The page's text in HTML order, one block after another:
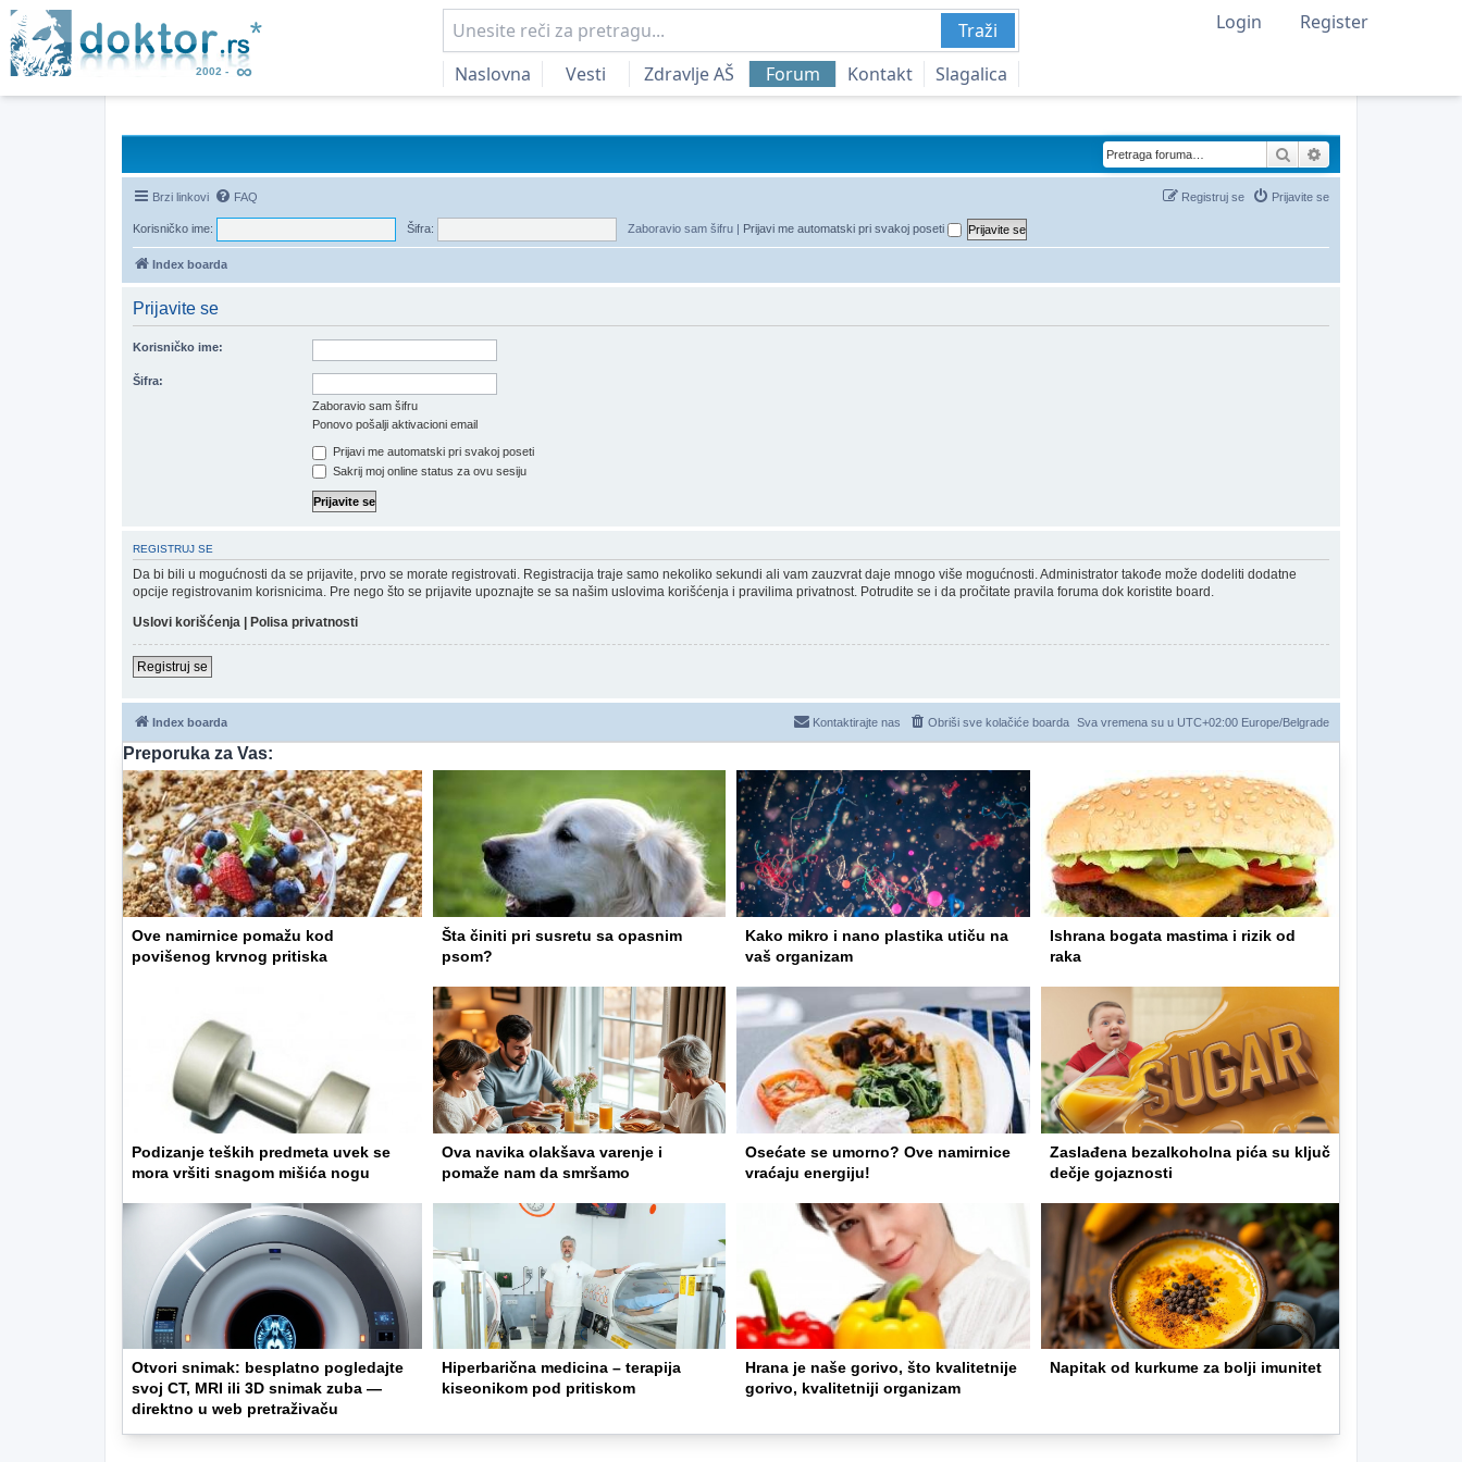
Traži
Naslovna
Vesti Zdravlje AŠ Forum Kontakt Slagalica
Login Register
Pretraga
Brzi linkovi FAQ Prijavite se
Registruj se
Korisničko ime: Šifra: Zaboravio sam šifru | Prijavi me automatski pri svakoj poseti
Index boarda
Prijavite se
Korisničko ime:
Šifra:
Zaboravio sam šifru
Ponovo pošalji aktivacioni email
Prijavi me automatski pri svakoj poseti
Sakrij moj online status za ovu sesiju
REGISTRUJ SE
Da bi bili u mogućnosti da se prijavite, prvo se morate registrovati. Registracija traje samo nekoliko sekundi ali vam zauzvrat daje mnogo više mogućnosti. Administrator takođe može dodeliti dodatne
opcije registrovanim korisnicima. Pre nego što se prijavite upoznajte se sa našim uslovima korišćenja i pravilima privatnost. Potrudite se i da pročitate pravila foruma dok koristite board.
Uslovi korišćenja
Polisa privatnosti
Registruj se
Index boarda Sva vremena su u UTC+02:00 Europe/Belgrade
Obriši sve kolačiće boarda
Kontaktirajte nas
Preporuka za Vas:
Ove namirnice pomažu kod
povišenog krvnog pritiska
Šta činiti pri susretu sa opasnim
psom?
Kako mikro i nano plastika utiču na
vaš organizam
Ishrana bogata mastima i rizik od
raka
Podizanje teških predmeta uvek se
mora vršiti snagom mišića nogu
Ova navika olakšava varenje i
pomaže nam da smršamo
Osećate se umorno? Ove namirnice
vraćaju energiju!
Zaslađena bezalkoholna pića su ključ
dečje gojaznosti
Otvori snimak: besplatno pogledajte
svoj CT, MRI ili 3D snimak zuba —
direktno u web pretraživaču
Hiperbarična medicina – terapija
kiseonikom pod pritiskom
Hrana je naše gorivo, što kvalitetnije
gorivo, kvalitetniji organizam
Napitak od kurkume za bolji imunitet